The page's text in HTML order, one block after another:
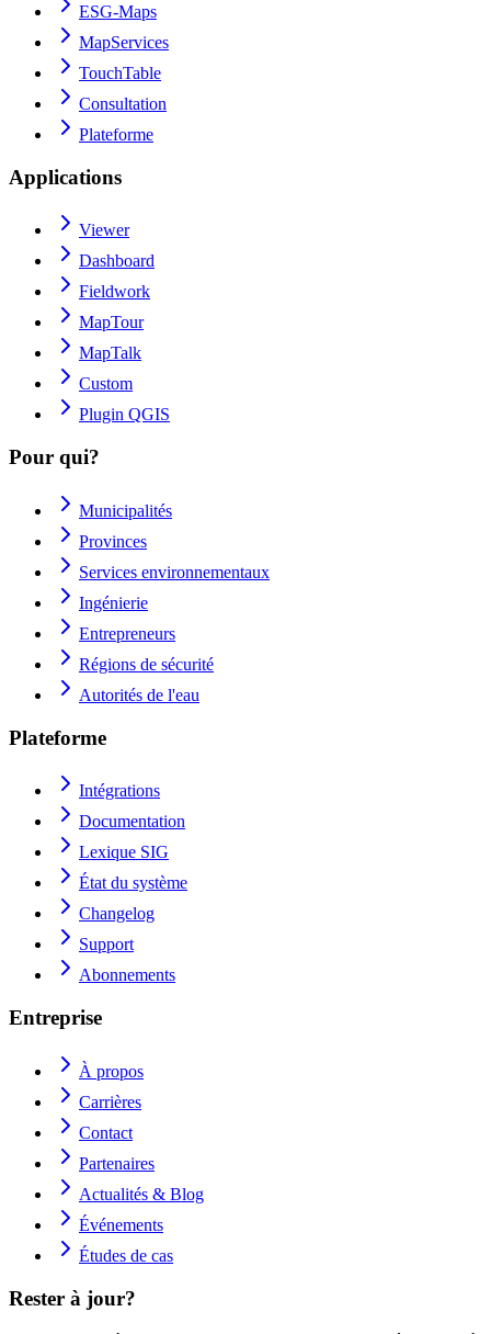
ESG-Maps
MapServices
TouchTable
Consultation
Plateforme
Applications
Viewer
Dashboard
Fieldwork
MapTour
MapTalk
Custom
Plugin QGIS
Pour qui?
Municipalités
Provinces
Services environnementaux
Ingénierie
Entrepreneurs
Régions de sécurité
Autorités de l'eau
Plateforme
Intégrations
Documentation
Lexique SIG
État du système
Changelog
Support
Abonnements
Entreprise
À propos
Carrières
Contact
Partenaires
Actualités & Blog
Événements
Études de cas
Rester à jour?